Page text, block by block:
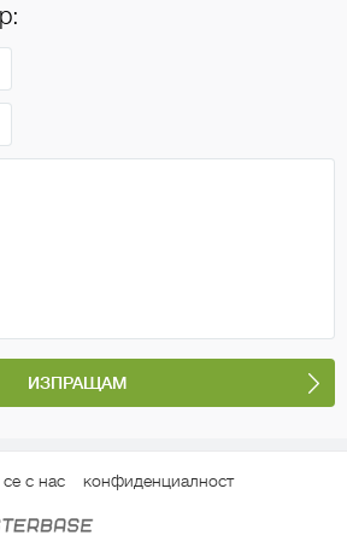
с нас конфиденциалност